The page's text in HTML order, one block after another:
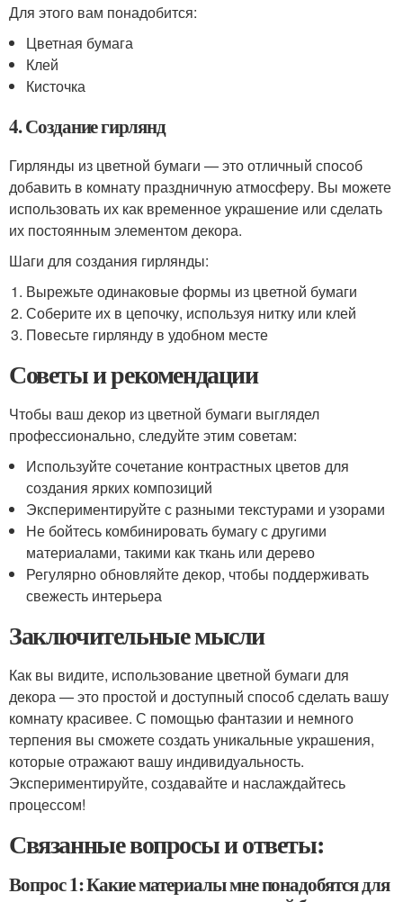
Для этого вам понадобится:
Цветная бумага
Клей
Кисточка
4. Создание гирлянд
Гирлянды из цветной бумаги — это отличный способ
добавить в комнату праздничную атмосферу. Вы можете
использовать их как временное украшение или сделать
их постоянным элементом декора.
Шаги для создания гирлянды:
Вырежьте одинаковые формы из цветной бумаги
Соберите их в цепочку, используя нитку или клей
Повесьте гирлянду в удобном месте
Советы и рекомендации
Чтобы ваш декор из цветной бумаги выглядел
профессионально, следуйте этим советам:
Используйте сочетание контрастных цветов для
создания ярких композиций
Экспериментируйте с разными текстурами и узорами
Не бойтесь комбинировать бумагу с другими
материалами, такими как ткань или дерево
Регулярно обновляйте декор, чтобы поддерживать
свежесть интерьера
Заключительные мысли
Как вы видите, использование цветной бумаги для
декора — это простой и доступный способ сделать вашу
комнату красивее. С помощью фантазии и немного
терпения вы сможете создать уникальные украшения,
которые отражают вашу индивидуальность.
Экспериментируйте, создавайте и наслаждайтесь
процессом!
Связанные вопросы и ответы:
Вопрос 1: Какие материалы мне понадобятся для